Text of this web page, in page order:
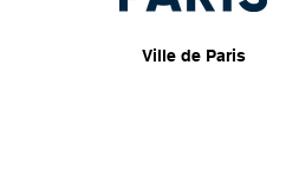
Ville de Paris